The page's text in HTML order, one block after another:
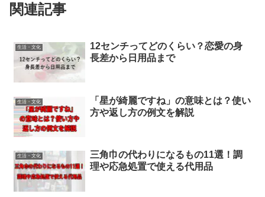
関連記事
生活・文化
12センチってどのくらい？恋愛の身
長差から日用品まで
生活・文化
「星が綺麗ですね」の意味とは？使い
方や返し方の例文を解説
生活・文化
三角巾の代わりになるもの11選！調
理や応急処置で使える代用品